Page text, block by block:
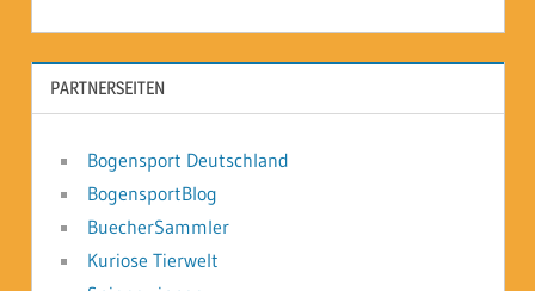
PARTNERSEITEN
Bogensport Deutschland
BogensportBlog
BuecherSammler
Kuriose Tierwelt